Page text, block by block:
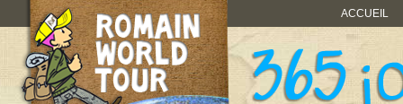
ACCUEIL